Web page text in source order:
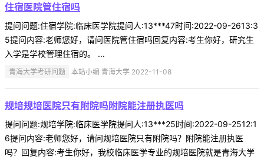
住宿医院管住宿吗
提问问题:住宿学院:临床医学院提问人:13***47时间:2022-09-2613:3
5提问内容:老师您好，请问医院管住宿吗回复内容:考生你好，研究生
入学是学校管理住宿的。 ...
青海大学考研问题 本站小编 青海大学 2022-11-08
规培规培医院只有附院吗附院能注册执医吗
提问问题:规培学院:临床医学院提问人:13***25时间:2022-09-2512:1
6提问内容:老师您好，请问规培医院只有附院吗？附院能注册执医
吗？回复内容:考生你好，我校临床医学专业的规培医院就是青海大学